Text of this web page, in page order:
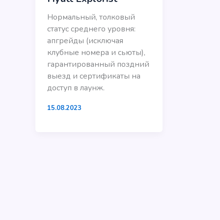
Нормальный, толковый
статус среднего уровня:
апгрейды (исключая
клубные номера и сьюты),
гарантированный поздний
выезд и сертификаты на
доступ в лаунж.
15.08.2023